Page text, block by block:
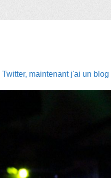
maintenant j'ai un blog